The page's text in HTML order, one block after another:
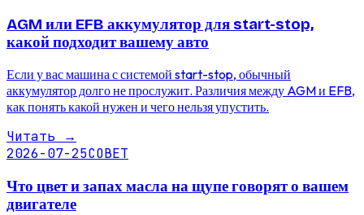
AGM или EFB аккумулятор для start-stop,
какой подходит вашему авто
Если у вас машина с системой start-stop, обычный
аккумулятор долго не прослужит. Различия между AGM и EFB,
как понять какой нужен и чего нельзя упустить.
Читать →
2026-07-25СОВЕТ
Что цвет и запах масла на щупе говорят о вашем
двигателе